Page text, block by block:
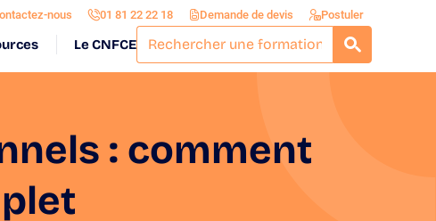
nous 01 81 22 22 18 Demande de devis Postuler
Le CNFCE
: comment